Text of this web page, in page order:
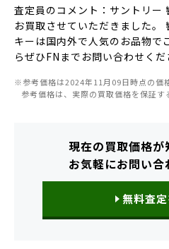
査定員のコメント：サントリー
お買取させていただきました。
キーは国内外で人気のお品物で
らぜひFNまでお問い合わせくだ
※参考価格は2024年11月09日時点の価格
参考価格は、実際の買取価格を保証す
現在の買取価格が
お気軽にお問い合
無料査